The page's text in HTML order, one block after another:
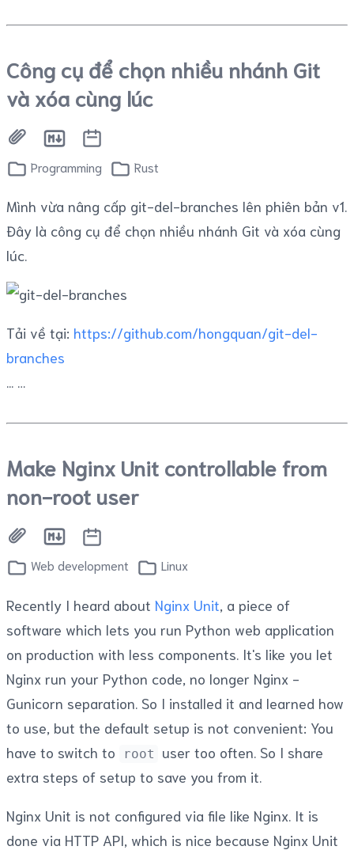
Công cụ để chọn nhiều nhánh Git
và xóa cùng lúc
Programming Rust
Mình vừa nâng cấp git-del-branches lên phiên bản v1.
Đây là công cụ để chọn nhiều nhánh Git và xóa cùng
lúc.
Tải về tại: https://github.com/hongquan/git-del-
branches
...
Make Nginx Unit controllable from
non-root user
Web development Linux
Recently I heard about Nginx Unit, a piece of
software which lets you run Python web application
on production with less components. It's like you let
Nginx run your Python code, no longer Nginx -
Gunicorn separation. So I installed it and learned how
to use, but the default setup is not convenient: You
have to switch to
root
user too often. So I share
extra steps of setup to save you from it.
Nginx Unit is not configured via file like Nginx. It is
done via HTTP API, which is nice because Nginx Unit